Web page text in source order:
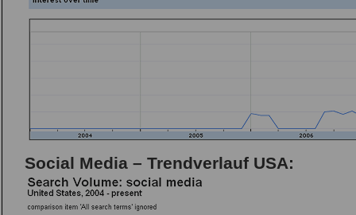
Social Media – Trendverlauf USA: